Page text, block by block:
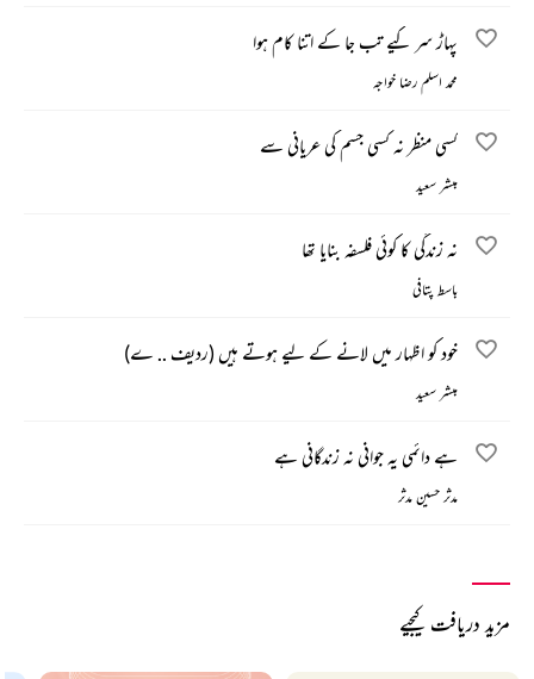
پہاڑ سر کیے تب جا کے اتنا کام ہوا
محمد اسلم رضا خواجہ
کسی منظر نہ کسی جسم کی عریانی سے
مبشر سعید
نہ زندگی کا کوئی فلسفہ بنایا تھا
باسط پتافی
خود کو اظہار میں لانے کے لیے ہوتے ہیں (ردیف .. ے)
مبشر سعید
ہے دائمی یہ جوانی نہ زندگانی ہے
مدثر حسین مدثر
مزید دریافت کیجیے